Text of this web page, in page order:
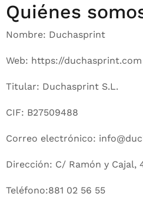
Quiénes
Nombre: Duchasprint
Web: https://duchasprint.com
Titular: Duchasprint S.L.
CIF: B27509488
Correo electrónico:
Dirección: C/ Ramón y Cajal,
Teléfono:881 02 56 55